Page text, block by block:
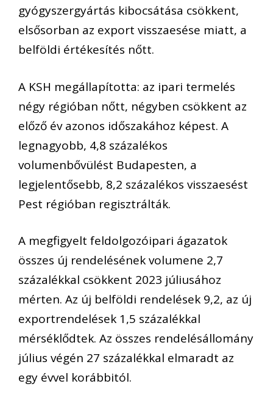
gyógyszergyártás kibocsátása csökkent,
elsősorban az export visszaesése miatt, a
belföldi értékesítés nőtt.
A KSH megállapította: az ipari termelés
négy régióban nőtt, négyben csökkent az
előző év azonos időszakához képest. A
legnagyobb, 4,8 százalékos
volumenbővülést Budapesten, a
legjelentősebb, 8,2 százalékos visszaesést
Pest régióban regisztrálták.
A megfigyelt feldolgozóipari ágazatok
összes új rendelésének volumene 2,7
százalékkal csökkent 2023 júliusához
mérten. Az új belföldi rendelések 9,2, az új
exportrendelések 1,5 százalékkal
mérséklődtek. Az összes rendelésállomány
július végén 27 százalékkal elmaradt az
egy évvel korábbitól.